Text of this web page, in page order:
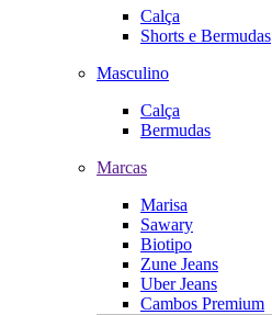
Calça
Shorts e Bermudas
Masculino
Calça
Bermudas
Marcas
Marisa
Sawary
Biotipo
Zune Jeans
Uber Jeans
Cambos Premium